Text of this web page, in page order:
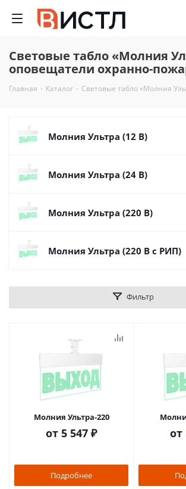
Световые табло «Молния
оповещатели охранно-
Главная - Каталог - Световые табло «Молния
Молния Ультра (12 В)
Молния Ультра (24 В)
Молния Ультра (220 В)
Молния Ультра (220 В с РИП)
Фильтр
Молния Ультра-220
от 5 547 ₽
Подробнее
от